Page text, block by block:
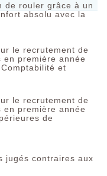
de rouler grâce à un
absolu avec la
le recrutement de
première année
et
le recrutement de
première année
de
jugés contraires aux